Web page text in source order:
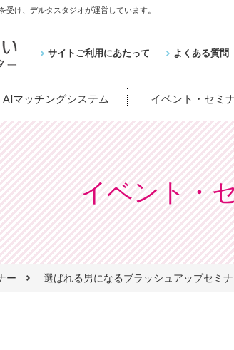
け、デルタスタジオが運営しています。
サイトご利用にあたって よくある質問
AIマッチングシステム イベント・セミ
イベント・
ー 選ばれる男になるブラッシュアップセミナ